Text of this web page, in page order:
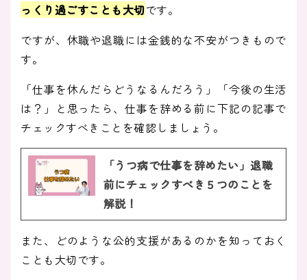
っくり過ごすことも大切です。
ですが、休職や退職には金銭的な不安がつきもので
す。
「仕事を休んだらどうなるんだろう」「今後の生活
は？」と思ったら、仕事を辞める前に下記の記事で
チェックすべきことを確認しましょう。
「うつ病で仕事を辞めたい」退職
前にチェックすべき５つのことを
解説！
また、どのような公的支援があるのかを知っておく
ことも大切です。